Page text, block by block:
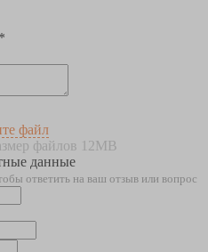
файл
файлов 12MB
данные
ответить на ваш отзыв или вопрос